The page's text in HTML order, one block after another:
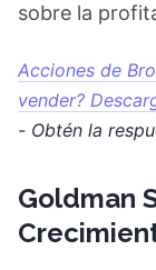
sobre la
Acciones de
vender?
- Obtén la
Goldman